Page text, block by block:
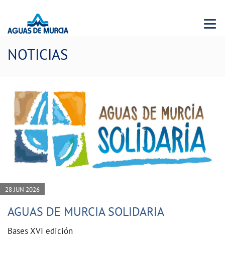
Menu
NOTICIAS
28 JUN 2026
AGUAS DE MURCIA SOLIDARIA
Bases XVI edición